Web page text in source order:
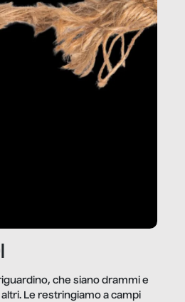
che siano drammi e
Le restringiamo a campi